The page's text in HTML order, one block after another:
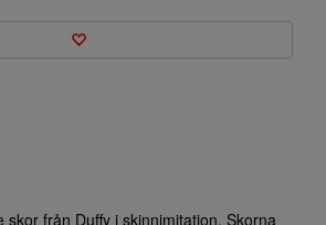
skor från Duffy i skinnimitation. Skorna